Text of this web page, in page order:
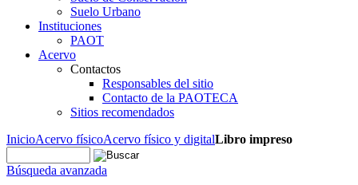
Suelo Urbano
Instituciones
PAOT
Acervo
Contactos
Responsables del sitio
Contacto de la PAOTECA
Sitios recomendados
InicioAcervo físicoAcervo físico y digitalLibro impreso
Búsqueda avanzada